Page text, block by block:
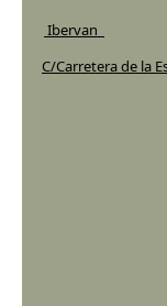
Ibervan_
C/Carretera de la